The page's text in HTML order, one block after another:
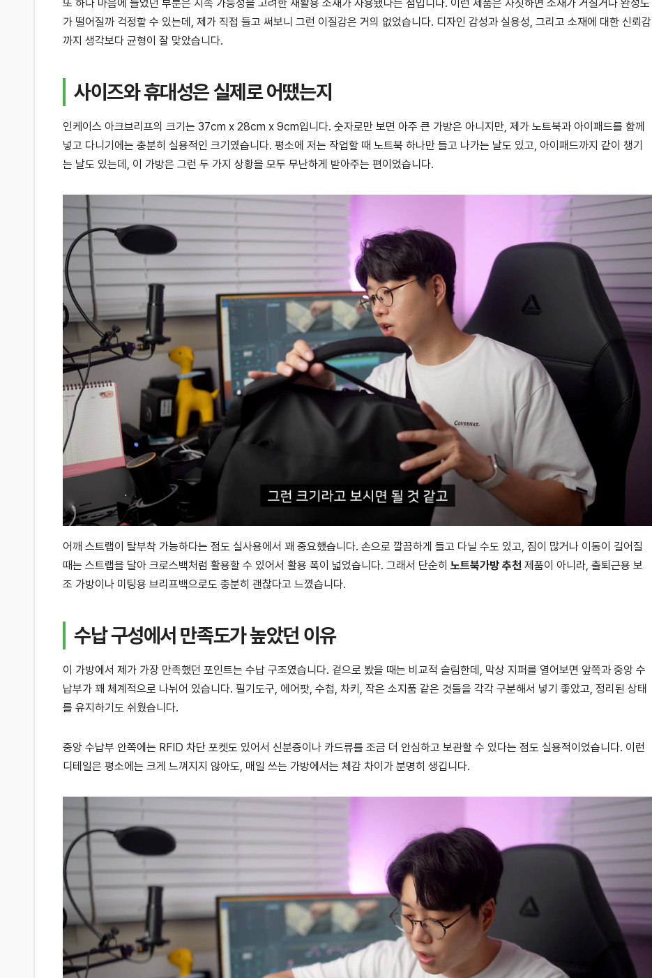
또 하나 마음에 들었던 부분은 지속 가능성을 고려한 재활용 소재가 사용됐다는 점입니다. 이런 제품은 자칫하면 소재가 거칠거나 완성도
가 떨어질까 걱정할 수 있는데, 제가 직접 들고 써보니 그런 이질감은 거의 없었습니다. 디자인 감성과 실용성, 그리고 소재에 대한 신뢰감
까지 생각보다 균형이 잘 맞았습니다.
사이즈와 휴대성은 실제로 어땠는지
인케이스 아크브리프의 크기는 37cm x 28cm x 9cm입니다. 숫자로만 보면 아주 큰 가방은 아니지만, 제가 노트북과 아이패드를 함께
넣고 다니기에는 충분히 실용적인 크기였습니다. 평소에 저는 작업할 때 노트북 하나만 들고 나가는 날도 있고, 아이패드까지 같이 챙기
는 날도 있는데, 이 가방은 그런 두 가지 상황을 모두 무난하게 받아주는 편이었습니다.
어깨 스트랩이 탈부착 가능하다는 점도 실사용에서 꽤 중요했습니다. 손으로 깔끔하게 들고 다닐 수도 있고, 짐이 많거나 이동이 길어질
때는 스트랩을 달아 크로스백처럼 활용할 수 있어서 활용 폭이 넓었습니다. 그래서 단순히 노트북가방 추천 제품이 아니라, 출퇴근용 보
조 가방이나 미팅용 브리프백으로도 충분히 괜찮다고 느꼈습니다.
수납 구성에서 만족도가 높았던 이유
이 가방에서 제가 가장 만족했던 포인트는 수납 구조였습니다. 겉으로 봤을 때는 비교적 슬림한데, 막상 지퍼를 열어보면 앞쪽과 중앙 수
납부가 꽤 체계적으로 나뉘어 있습니다. 필기도구, 에어팟, 수첩, 차키, 작은 소지품 같은 것들을 각각 구분해서 넣기 좋았고, 정리된 상태
를 유지하기도 쉬웠습니다.
중앙 수납부 안쪽에는 RFID 차단 포켓도 있어서 신분증이나 카드류를 조금 더 안심하고 보관할 수 있다는 점도 실용적이었습니다. 이런
디테일은 평소에는 크게 느껴지지 않아도, 매일 쓰는 가방에서는 체감 차이가 분명히 생깁니다.